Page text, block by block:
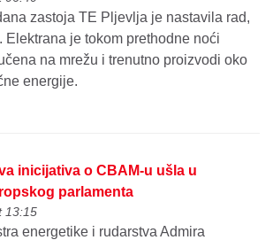
zastoja TE Pljevlja je nastavila rad,
Elektrana je tokom prethodne noći
na mrežu i trenutno proizvodi oko
energije.
inicijativa o CBAM-u ušla u
parlamenta
13:15
energetike i rudarstva Admira